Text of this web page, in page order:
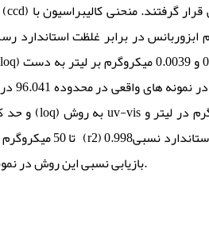
بازیابی نسبی این روش در نمونه های واقعی از 103/95 درصد تا 692/103 درصد رسیده است.